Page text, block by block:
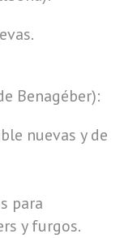
Benagéber):
nuevas y de
para
y furgos.